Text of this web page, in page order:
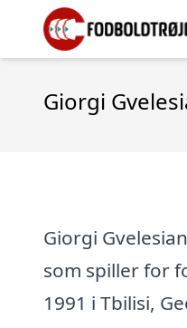
Giorgi
Giorgi
som spiller for
1991 i Tbilisi,